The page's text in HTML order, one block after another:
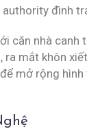
đình
căn nhà canh
ra mắt khôn
mở rộng hình